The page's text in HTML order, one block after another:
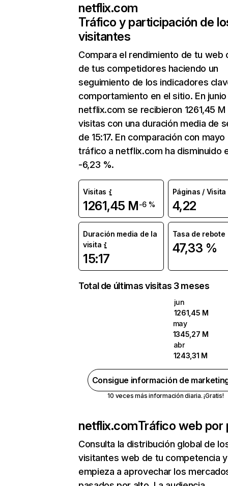
netflix.com
Tráfico y participación de
visitantes
Compara el rendimiento de tu web
de tus competidores haciendo un
seguimiento de los indicadores
comportamiento en el sitio. En junio
netflix.com se recibieron 1261,45 M
visitas con una duración media de
de 15:17. En comparación con mayo
tráfico a netflix.com ha disminuido
-6,23 %.
Visitas
1261,45 M-6 %
Páginas / Visita
4,22
Duración media de la
visita
15:17
Tasa de rebote
47,33 %
Total de últimas visitas 3 meses
jun
1261,45 M
may
1345,27 M
abr
1243,31 M
Consigue información de
10 veces más información diaria. ¡Gratis!
netflix.comTráfico web por
Consulta la distribución global de
visitantes web de tu competencia y
empieza a aprovechar los